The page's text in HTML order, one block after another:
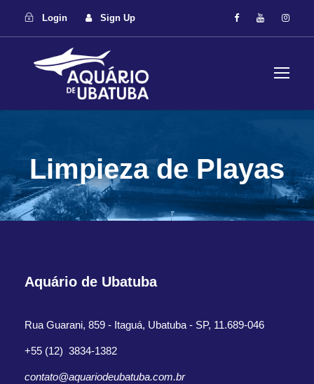
Login Sign Up
Limpieza de Playas
Aquário de Ubatuba
Rua Guarani, 859 - Itaguá, Ubatuba - SP, 11.689-046
+55 (12) 3834-1382
contato@aquariodeubatuba.com.br